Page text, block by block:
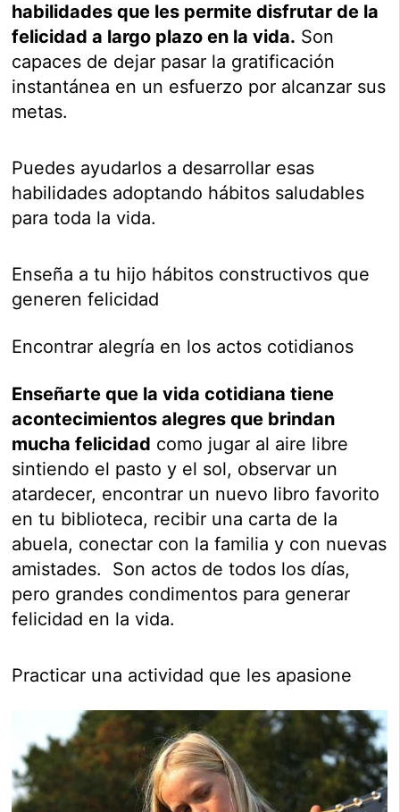
habilidades que les permite disfrutar de la
felicidad a largo plazo en la vida. Son
capaces de dejar pasar la gratificación
instantánea en un esfuerzo por alcanzar sus
metas.
Puedes ayudarlos a desarrollar esas
habilidades adoptando hábitos saludables
para toda la vida.
Enseña a tu hijo hábitos constructivos que
generen felicidad
Encontrar alegría en los actos cotidianos
Enseñarte que la vida cotidiana tiene
acontecimientos alegres que brindan
mucha felicidad como jugar al aire libre
sintiendo el pasto y el sol, observar un
atardecer, encontrar un nuevo libro favorito
en tu biblioteca, recibir una carta de la
abuela, conectar con la familia y con nuevas
amistades. Son actos de todos los días,
pero grandes condimentos para generar
felicidad en la vida.
Practicar una actividad que les apasione